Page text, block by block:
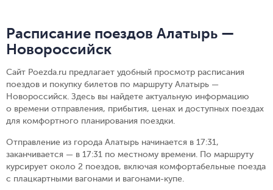
Расписание поездов Алатырь —
Новороссийск
Сайт Poezda.ru предлагает удобный просмотр расписания
поездов и покупку билетов по маршруту Алатырь —
Новороссийск. Здесь вы найдете актуальную информацию
о времени отправления, прибытия, ценах и доступных поездах
для комфортного планирования поездки.
Отправление из города Алатырь начинается в 17:31,
заканчивается — в 17:31 по местному времени. По маршруту
курсирует около 2 поездов, включая комфортабельные поезда
с плацкартными вагонами и вагонами-купе.